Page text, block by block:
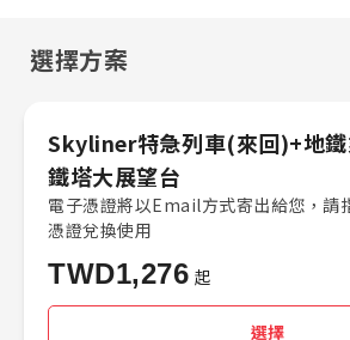
選擇方案
Skyliner特急列車(來回)+地鐵
鐵塔大展望台
電子憑證將以Email方式寄出給您，請
憑證兌換使用
TWD1,276 起
選擇